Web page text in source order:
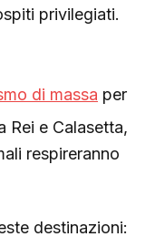
privilegiati.
di massa per
Rei e Calasetta,
respireranno
destinazioni: